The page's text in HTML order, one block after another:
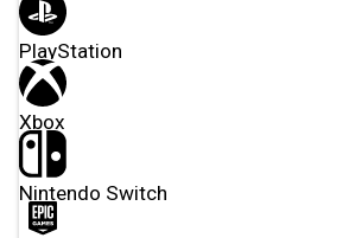
PlayStation
Xbox
Nintendo Switch